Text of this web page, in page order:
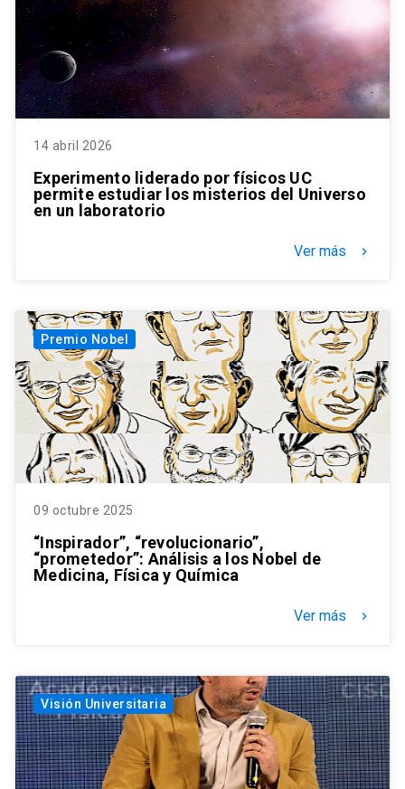
14 abril 2026
Experimento liderado por físicos UC
permite estudiar los misterios del Universo
en un laboratorio
Ver más keyboard_arrow_right
Premio Nobel
09 octubre 2025
“Inspirador”, “revolucionario”,
“prometedor”: Análisis a los Nobel de
Medicina, Física y Química
Ver más keyboard_arrow_right
Visión Universitaria